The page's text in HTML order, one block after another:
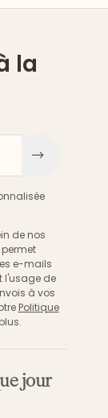
la
de nos
e-mails
l'usage de
à vos
Politique
jour